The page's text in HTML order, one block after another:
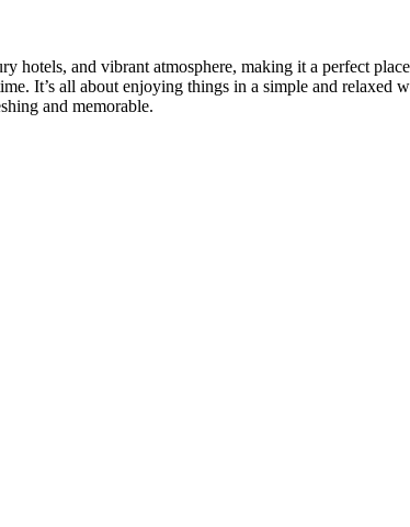
hotels, and vibrant atmosphere, making it a perfect
It’s all about enjoying things in a simple and
and memorable.